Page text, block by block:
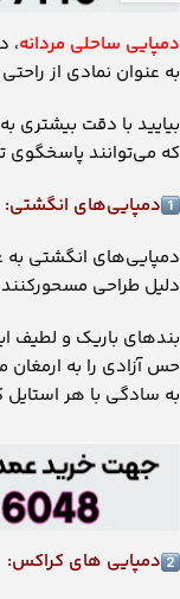
دمپایی‌ ساحلی مردانه،
به عنوان نمادی از
بیایید با دقت بیشتری
که می‌توانند پاسخگوی
دمپایی‌های انگشتی:
دمپایی‌های انگشتی به
دلیل طراحی
بندهای باریک و لطیف
حس آزادی را به ارمغان
به سادگی با هر
دمپایی های کراکس: